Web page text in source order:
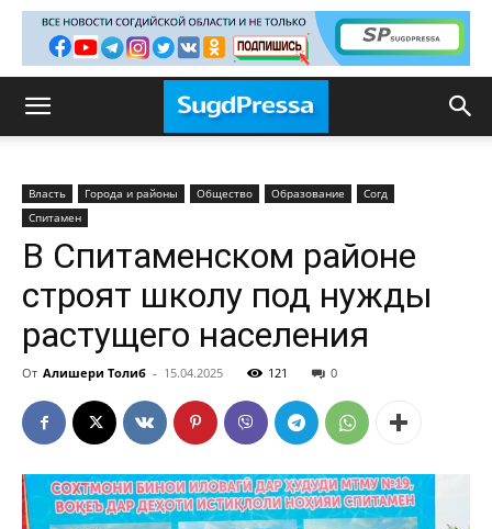
Власть Города и районы Общество Образование
Согд
Спитамен
В Спитаменском районе
строят школу под нужды
растущего населения
От Алишери Толиб - 15.04.2025 121 0